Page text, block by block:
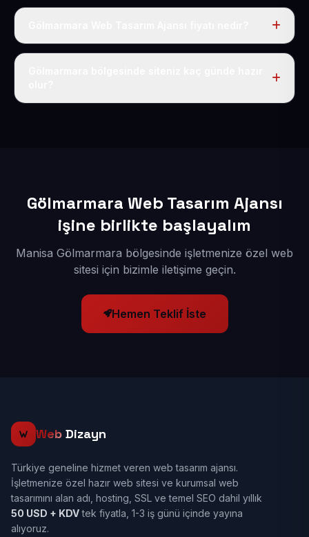
Tek fiyat uygulanır: yıllık 50 USD + KDV. Bu bedele alan
Gölmarmara Web Tasarım Ajansı
işine birlikte başlayalım
Manisa Gölmarmara bölgesinde işletmenize özel web
sitesi için bizimle iletişime geçin.
Hemen Teklif İste
Web Dizayn
Türkiye geneline hizmet veren web tasarım ajansı.
İşletmenize özel hazır web sitesi ve kurumsal web
tasarımını alan adı, hosting, SSL ve temel SEO dahil yıllık
50 USD + KDVtek fiyatla, 1-3 iş günü içinde yayına
alıyoruz.